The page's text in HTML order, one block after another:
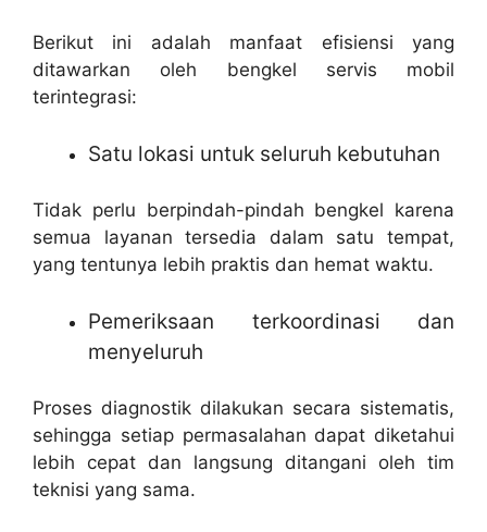
Berikut ini adalah manfaat efisiensi yang
ditawarkan oleh bengkel servis mobil
terintegrasi:
Satu lokasi untuk seluruh kebutuhan
Tidak perlu berpindah-pindah bengkel karena
semua layanan tersedia dalam satu tempat,
yang tentunya lebih praktis dan hemat waktu.
Pemeriksaan terkoordinasi dan
menyeluruh
Proses diagnostik dilakukan secara sistematis,
sehingga setiap permasalahan dapat diketahui
lebih cepat dan langsung ditangani oleh tim
teknisi yang sama.